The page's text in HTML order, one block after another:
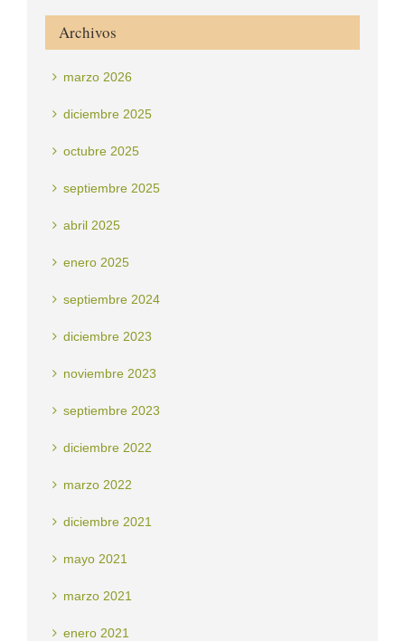
Archivos
marzo 2026
diciembre 2025
octubre 2025
septiembre 2025
abril 2025
enero 2025
septiembre 2024
diciembre 2023
noviembre 2023
septiembre 2023
diciembre 2022
marzo 2022
diciembre 2021
mayo 2021
marzo 2021
enero 2021